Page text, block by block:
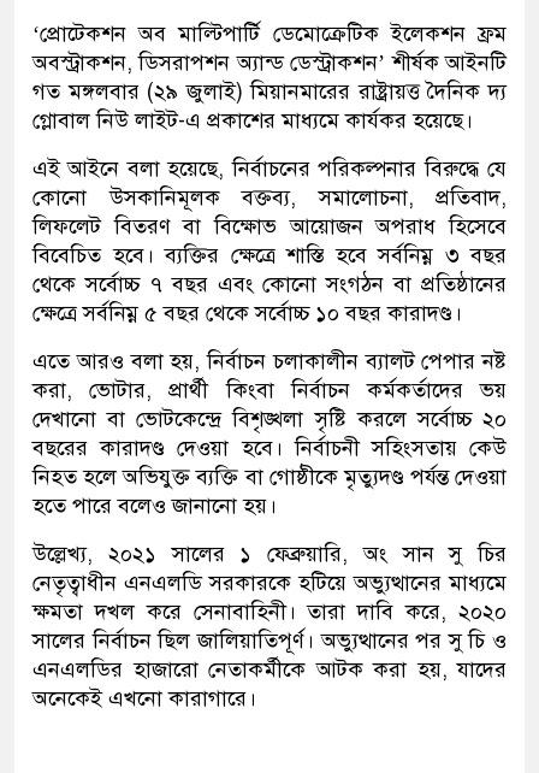
‘প্রোটেকশন অব মাল্টিপার্টি ডেমোক্রেটিক ইলেকশন ফ্রম
অবস্ট্রাকশন, ডিসরাপশন অ্যান্ড ডেস্ট্রাকশন’ শীর্ষক আইনটি
গত মঙ্গলবার (২৯ জুলাই) মিয়ানমারের রাষ্ট্রায়ত্ত দৈনিক দ্য
গ্লোবাল নিউ লাইট-এ প্রকাশের মাধ্যমে কার্যকর হয়েছে।
এই আইনে বলা হয়েছে, নির্বাচনের পরিকল্পনার বিরুদ্ধে যে
কোনো উসকানিমূলক বক্তব্য, সমালোচনা, প্রতিবাদ,
লিফলেট বিতরণ বা বিক্ষোভ আয়োজন অপরাধ হিসেবে
বিবেচিত হবে। ব্যক্তির ক্ষেত্রে শাস্তি হবে সর্বনিম্ন ৩ বছর
থেকে সর্বোচ্চ ৭ বছর এবং কোনো সংগঠন বা প্রতিষ্ঠানের
ক্ষেত্রে সর্বনিম্ন ৫ বছর থেকে সর্বোচ্চ ১০ বছর কারাদণ্ড।
এতে আরও বলা হয়, নির্বাচন চলাকালীন ব্যালট পেপার নষ্ট
করা, ভোটার, প্রার্থী কিংবা নির্বাচন কর্মকর্তাদের ভয়
দেখানো বা ভোটকেন্দ্রে বিশৃঙ্খলা সৃষ্টি করলে সর্বোচ্চ ২০
বছরের কারাদণ্ড দেওয়া হবে। নির্বাচনী সহিংসতায় কেউ
নিহত হলে অভিযুক্ত ব্যক্তি বা গোষ্ঠীকে মৃত্যুদণ্ড পর্যন্ত দেওয়া
হতে পারে বলেও জানানো হয়।
উল্লেখ্য, ২০২১ সালের ১ ফেব্রুয়ারি, অং সান সু চির
নেতৃত্বাধীন এনএলডি সরকারকে হটিয়ে অভ্যুত্থানের মাধ্যমে
ক্ষমতা দখল করে সেনাবাহিনী। তারা দাবি করে, ২০২০
সালের নির্বাচন ছিল জালিয়াতিপূর্ণ। অভ্যুত্থানের পর সু চি ও
এনএলডির হাজারো নেতাকর্মীকে আটক করা হয়, যাদের
অনেকেই এখনো কারাগারে।